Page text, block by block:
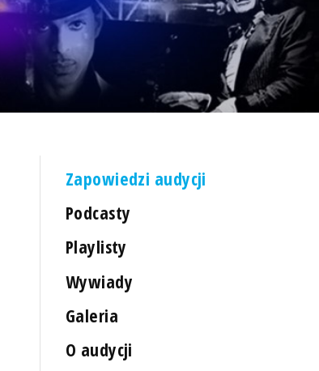
Zapowiedzi audycji
Podcasty
Playlisty
Wywiady
Galeria
O audycji